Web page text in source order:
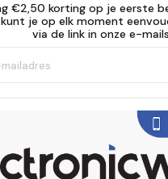
€2,50 korting op je eerste
je op elk moment
via de link in onze e-